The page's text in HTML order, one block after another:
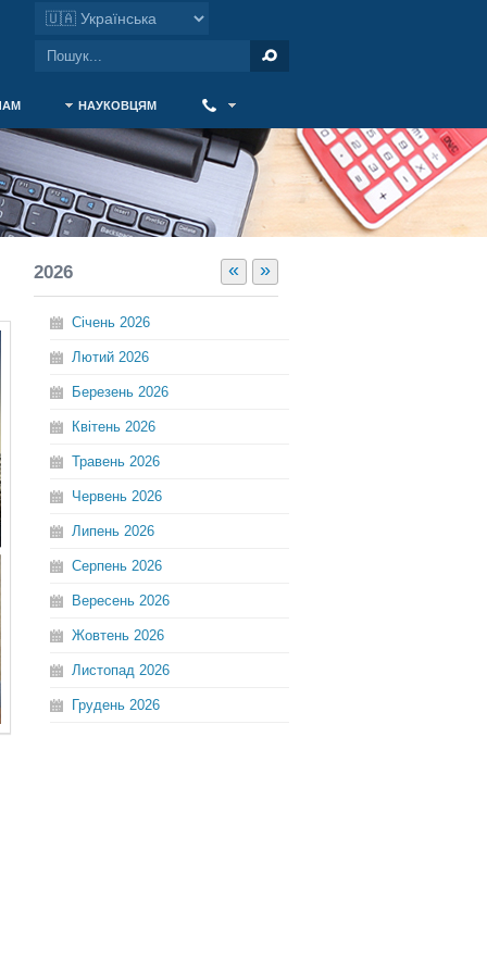
НАУКОВЦЯМ
« »
2026
Січень 2026
Лютий 2026
Березень 2026
Квітень 2026
Травень 2026
Червень 2026
Липень 2026
Серпень 2026
Вересень 2026
Жовтень 2026
Листопад 2026
Грудень 2026